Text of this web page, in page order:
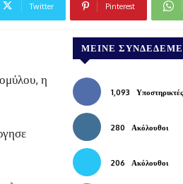
Twitter Pinterest
η
ΜΕΊΝΕ
1,093 Υποστηρικτές
280 Ακόλουθοι
206 Ακόλουθοι